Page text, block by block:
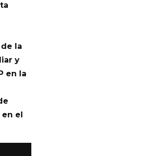
la
y
en la
el